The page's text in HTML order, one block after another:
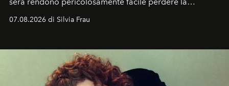
07.08.2026 di Silvia Frau